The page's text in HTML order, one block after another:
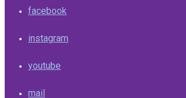
facebook
instagram
youtube
mail